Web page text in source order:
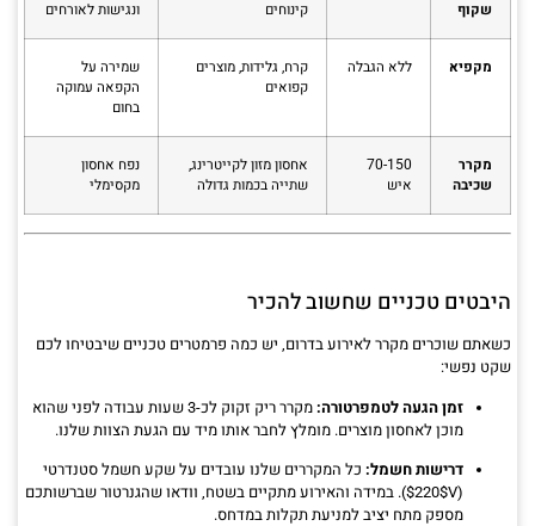
שקוף
קינוחים
ונגישות לאורחים
מקפיא ללא הגבלה
קרח, גלידות, מוצרים
קפואים
שמירה על
הקפאה עמוקה
בחום
מקרר
שכיבה
70-150
איש
אחסון מזון לקייטרינג,
שתייה בכמות גדולה
נפח אחסון
מקסימלי
היבטים טכניים שחשוב להכיר
כשאתם שוכרים מקרר לאירוע בדרום, יש כמה פרמטרים טכניים שיבטיחו לכם
שקט נפשי:
זמן הגעה לטמפרטורה:
מקרר ריק זקוק לכ-3 שעות עבודה לפני שהוא
מוכן לאחסון מוצרים. מומלץ לחבר אותו מיד עם הגעת הצוות שלנו.
דרישות חשמל: כל המקררים שלנו עובדים על שקע חשמל סטנדרטי
(
$220$V). במידה והאירוע מתקיים בשטח, וודאו שהגנרטור שברשותכם
מספק מתח יציב למניעת תקלות במדחס.